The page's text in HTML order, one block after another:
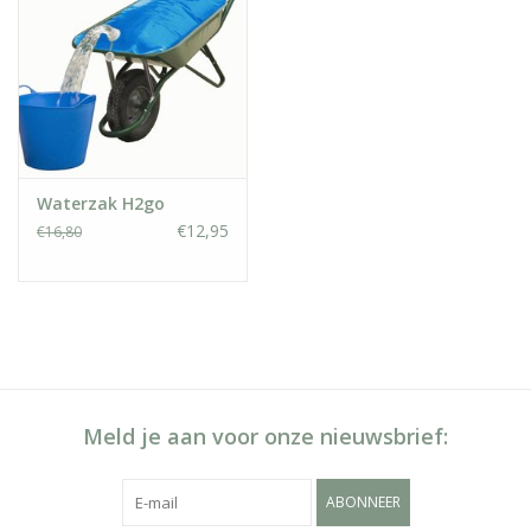
Waterzak H2go
€16,80 €12,95
Meld je aan voor onze nieuwsbrief:
ABONNEER